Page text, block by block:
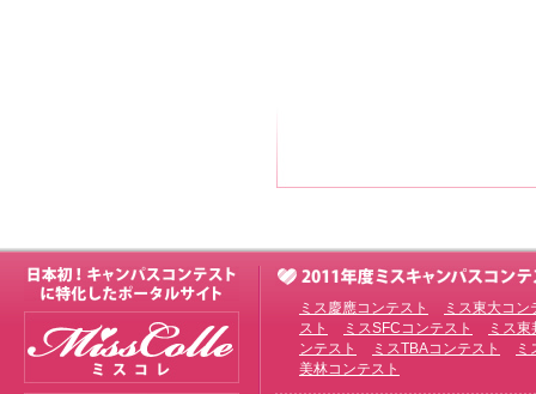
ミス慶應コンテスト
ミス東大コン
スト
ミスSFCコンテスト
ミス
ンテスト
ミスTBAコンテスト
ミ
美林コンテスト